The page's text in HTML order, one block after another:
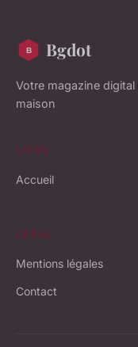
Bgdot
Votre magazine
maison
LIENS
Accueil
LÉGAL
Mentions légales
Contact